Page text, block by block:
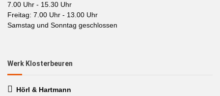
7.00 Uhr - 15.30 Uhr
Freitag: 7.00 Uhr - 13.00 Uhr
Samstag und Sonntag geschlossen
Werk Klosterbeuren
Hörl & Hartmann